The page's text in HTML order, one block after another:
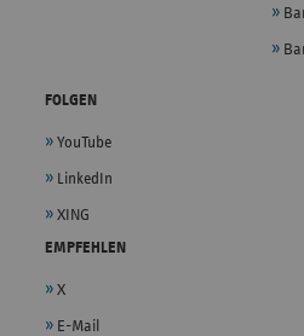
FOLGEN
YouTube
LinkedIn
XING
EMPFEHLEN
X
E-Mail